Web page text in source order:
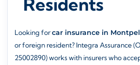
Looking forcar insurance in
or foreign resident? Integra Assurance
25002890) works with insurers who